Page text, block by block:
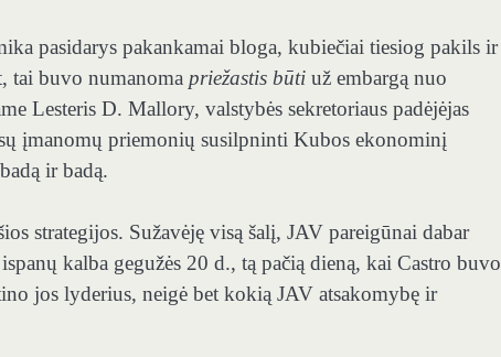
pasidarys pakankamai bloga, kubiečiai tiesiog pakils ir
tai buvo numanoma priežastis būti už embargą nuo
Lesteris D. Mallory, valstybės sekretoriaus padėjėjas
įmanomų priemonių susilpninti Kubos ekonominį
ir badą.
strategijos. Sužavėję visą šalį, JAV pareigūnai dabar
kalba gegužės 20 d., tą pačią dieną, kai Castro buvo
jos lyderius, neigė bet kokią JAV atsakomybę ir